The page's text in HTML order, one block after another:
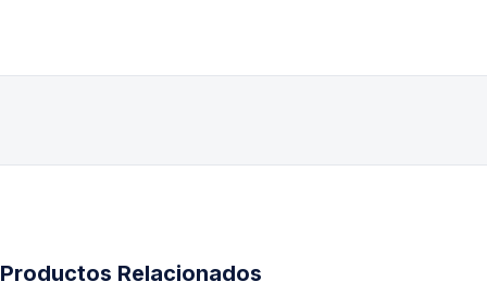
Productos Relacionados